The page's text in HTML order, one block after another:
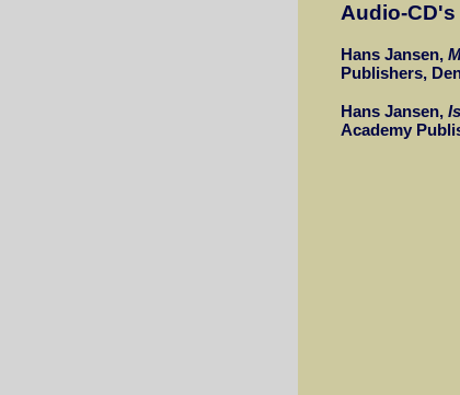
Audio-CD's
Hans Jansen,
Publishers,
Hans Jansen,
Academy